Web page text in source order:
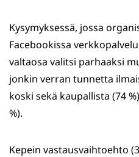
Kysymyksessä, jossa
Facebookissa
valtaosa valitsi parhaaksi
jonkin verran tunnetta
koski sekä kaupallista (74
%).
Kepein vastausvaihtoehto